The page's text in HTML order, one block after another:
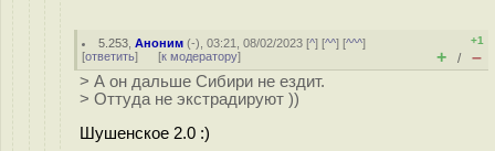
5.253 ,Аноним (-), 03:21, 08/02/2023 [^] [^^] [^^^]
[ответить] [к модератору]
+1
+ / –
> А он дальше Сибири не ездит.
> Оттуда не экстрадируют ))
Шушенское 2.0 :)